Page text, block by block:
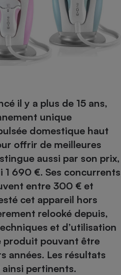
il y a plus de 15 ans,
unique
domestique haut
offrir de meilleures
aussi par son prix,
1 690 €. Ses concurrents
entre 300 € et
cet appareil hors
relooké depuis,
et d’utilisation
produit pouvant être
années. Les résultats
pertinents.
Sécurité - Hygiène
Supermarché - Drive
Complément
alimentaire
Assurance
Banque - Crédit
Epargne - Fiscalité
Mutuelle
Assurance emprunteur
Circulation routière
Contrôle technique -
Pièce détachée
Moto
Comparateur auto
Comparatif
Comparatif climatiseur
Comparatif aspirateur
Comparatif aspirateur
Comparatif cafetière
Comparatif robot cuiseur
Comparatif centrale
Gros électroménager
Petit électroménager -
Électricité - Gaz
Comparatif casque audio
Comparatif ordinateur
Comparatif ultrabook
Comparatif tablette
Image et son
Informatique
Internet
Téléphonie
Crédit immobilier
Comparatif tondeuse
Aménagement
Bricolage - Jardinage
Chauffage
Produit d'entretien
Sécurité domestique
Hygiène - Beauté
Maladie - Médecine -
Système de santé -
Mutuelle
Maison de retraite
Retraite
emprunteur
- Testez le débit de votre
Internet